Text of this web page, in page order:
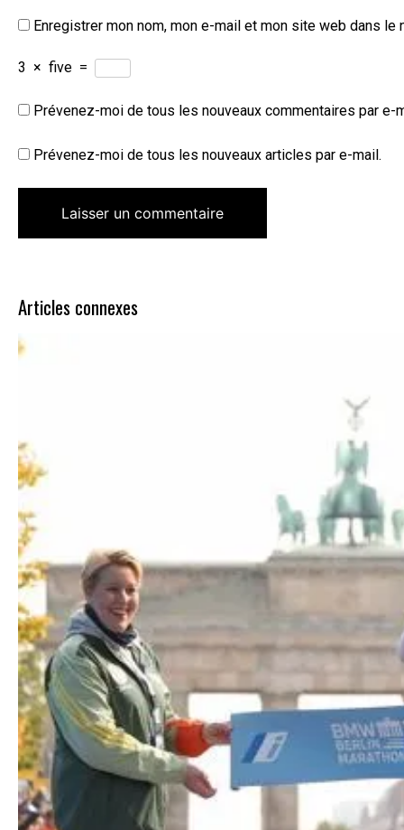
Enregistrer mon nom, mon e-mail et mon site web dans le
3 × five =
Prévenez-moi de tous les nouveaux commentaires par e-
Prévenez-moi de tous les nouveaux articles par e-mail.
Articles connexes